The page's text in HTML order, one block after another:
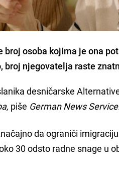
osoba kojima je ona
njegovatelja raste
desničarske
piše German News
da ograniči
30 odsto radne snage u